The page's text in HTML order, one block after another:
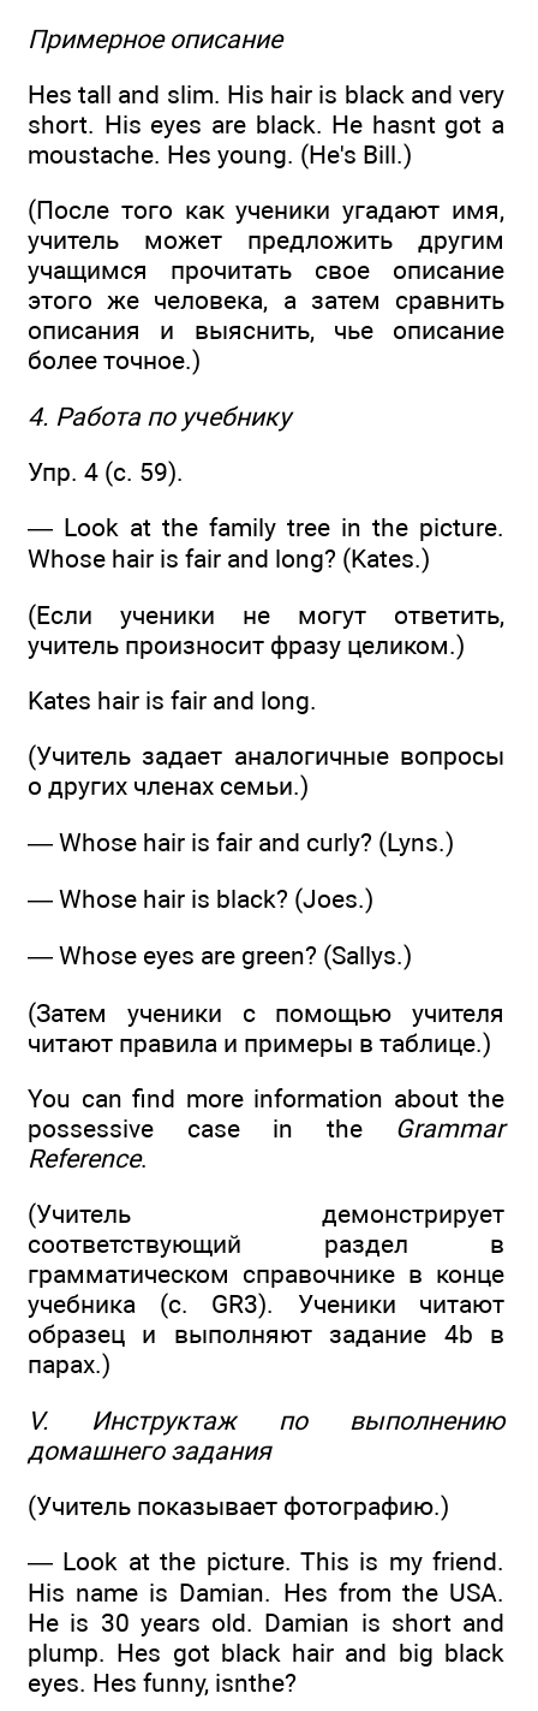
Примерное описание
Hes tall and slim. His hair is black and very
short. His eyes are black. He hasnt got a
moustache. Hes young. (He's Bill.)
(После того как ученики угадают имя,
учитель может предложить другим
учащимся прочитать свое описание
этого же человека, а затем сравнить
описания и выяснить, чье описание
более точное.)
4. Работа по учебнику
Упр. 4 (с. 59).
— Look at the family tree in the picture.
Whose hair is fair and long? (Kates.)
(Если ученики не могут ответить,
учитель произносит фразу целиком.)
Kates hair is fair and long.
(Учитель задает аналогичные вопросы
о других членах семьи.)
— Whose hair is fair and curly? (Lyns.)
— Whose hair is black? (Joes.)
— Whose eyes are green? (Sallys.)
(Затем ученики с помощью учителя
читают правила и примеры в таблице.)
You can find more information about the
possessive case in the Grammar
Reference.
(Учитель демонстрирует
соответствующий раздел в
грамматическом справочнике в конце
учебника (с. GR3). Ученики читают
образец и выполняют задание 4b в
парах.)
V. Инструктаж по выполнению
домашнего задания
(Учитель показывает фотографию.)
— Look at the picture. This is my friend.
His name is Damian. Hes from the USA.
He is 30 years old. Damian is short and
plump. Hes got black hair and big black
eyes. Hes funny, isnthe?